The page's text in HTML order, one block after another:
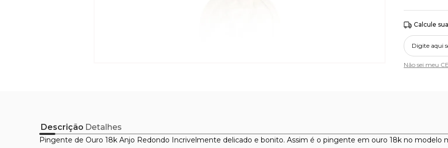
Calcule
Não sei meu
Descrição Detalhes
Pingente de Ouro 18k Anjo Redondo Incrivelmente delicado e bonito. Assim é o pingente em ouro 18k no modelo